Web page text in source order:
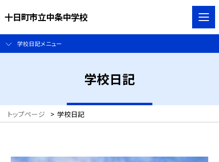
十日町市立中条中学校
学校日記メニュー
学校日記
トップページ > 学校日記